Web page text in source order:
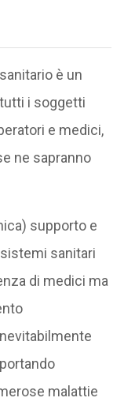
è un
i soggetti
e medici,
ne sapranno
supporto e
sanitari
di medici ma
malattie